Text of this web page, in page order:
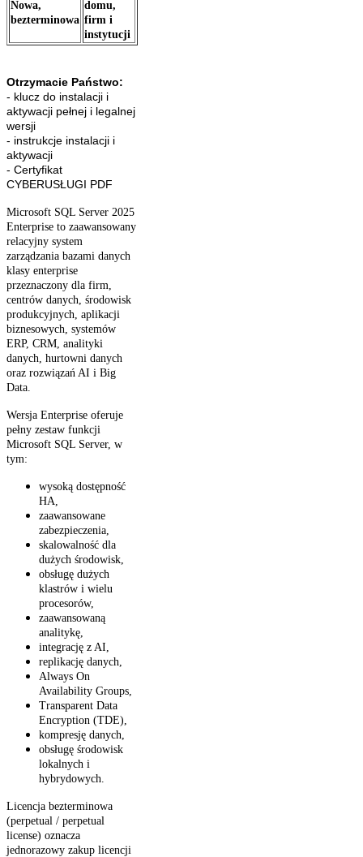
Nowa,
bezterminowa
domu,
firm i
instytucji
​Otrzymacie Państwo:
- klucz do instalacji i
aktywacji pełnej i legalnej
wersji
- instrukcje instalacji i
aktywacji
- Certyfikat
CYBERUSŁUGI PDF
Microsoft SQL Server 2025
Enterprise to zaawansowany
relacyjny system
zarządzania bazami danych
klasy enterprise
przeznaczony dla firm,
centrów danych, środowisk
produkcyjnych, aplikacji
biznesowych, systemów
ERP, CRM, analityki
danych, hurtowni danych
oraz rozwiązań AI i Big
Data.
Wersja Enterprise oferuje
pełny zestaw funkcji
Microsoft SQL Server, w
tym:
wysoką dostępność
HA,
zaawansowane
zabezpieczenia,
skalowalność dla
dużych środowisk,
obsługę dużych
klastrów i wielu
procesorów,
zaawansowaną
analitykę,
integrację z AI,
replikację danych,
Always On
Availability Groups,
Transparent Data
Encryption (TDE),
kompresję danych,
obsługę środowisk
lokalnych i
hybrydowych.
Licencja bezterminowa
(perpetual / perpetual
license) oznacza
jednorazowy zakup licencji